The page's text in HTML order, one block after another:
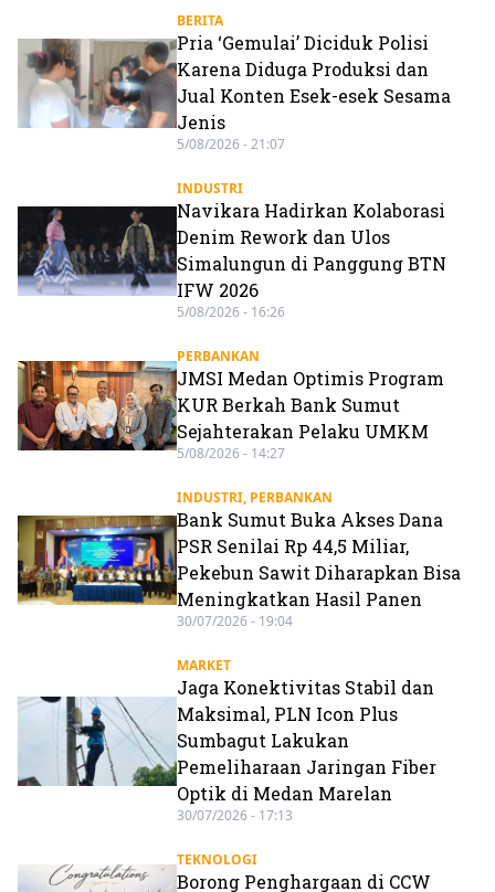
BERITA
Pria ‘Gemulai’ Diciduk Polisi
Karena Diduga Produksi dan
Jual Konten Esek-esek Sesama
Jenis
5/08/2026 - 21:07
INDUSTRI
Navikara Hadirkan Kolaborasi
Denim Rework dan Ulos
Simalungun di Panggung BTN
IFW 2026
5/08/2026 - 16:26
PERBANKAN
JMSI Medan Optimis Program
KUR Berkah Bank Sumut
Sejahterakan Pelaku UMKM
5/08/2026 - 14:27
INDUSTRI, PERBANKAN
Bank Sumut Buka Akses Dana
PSR Senilai Rp 44,5 Miliar,
Pekebun Sawit Diharapkan Bisa
Meningkatkan Hasil Panen
30/07/2026 - 19:04
MARKET
Jaga Konektivitas Stabil dan
Maksimal, PLN Icon Plus
Sumbagut Lakukan
Pemeliharaan Jaringan Fiber
Optik di Medan Marelan
30/07/2026 - 17:13
TEKNOLOGI
Borong Penghargaan di CCW